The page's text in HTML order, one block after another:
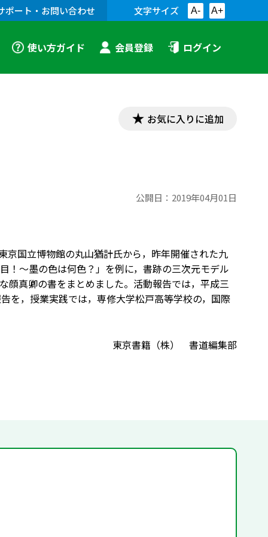
ポート・お問い合わせ 文字サイズ A- A+
使い方ガイド 会員登録 ログイン
お気に入りに追加
公開日： 2019年04月01日
京国立博物館の丸山猶計氏から，昨年開催された九
！～墨の色は何色？」を例に，書跡の三次元モデル
顔真卿の書をまとめました。活動報告では，平成三
を，授業実践では，専修大学松戸高等学校の，国際
東京書籍（株） 書道編集部